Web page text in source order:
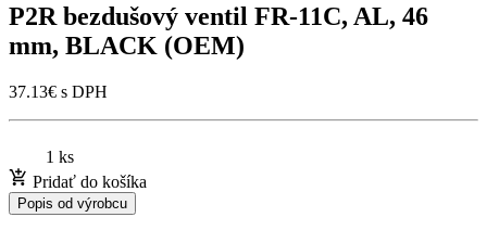
P2R bezdušový ventil FR-11C, AL, 46
mm, BLACK (OEM)
37.13€ s DPH
1 ks
Pridať do košíka
Popis od výrobcu